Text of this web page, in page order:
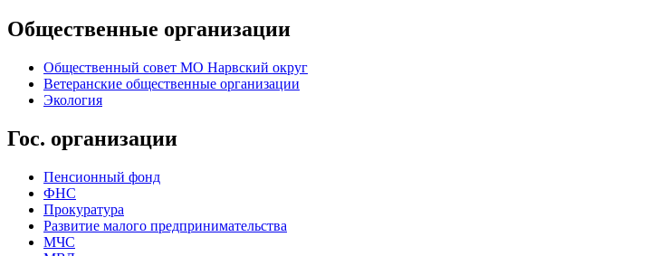
Общественные организации
Общественный совет МО Нарвский округ
Ветеранские общественные организации
Экология
Гос. организации
Пенсионный фонд
ФНС
Прокуратура
Развитие малого предпринимательства
МЧС